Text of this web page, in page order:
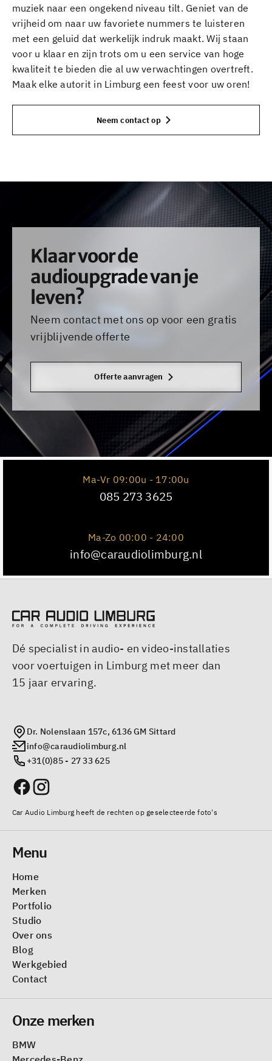
muziek naar een ongekend niveau tilt. Geniet van de
vrijheid om naar uw favoriete nummers te luisteren
met een geluid dat werkelijk indruk maakt. Wij staan
voor u klaar en zijn trots om u een service van hoge
kwaliteit te bieden die al uw verwachtingen overtreft.
Maak elke autorit in Limburg een feest voor uw oren!
Neem contact op
Klaar voor de
audioupgrade van je
leven?
Neem contact met ons op voor een gratis
vrijblijvende offerte
Offerte aanvragen
Ma-Vr 09:00u - 17:00u
085 273 3625
Ma-Zo 00:00 - 24:00
info@caraudiolimburg.nl
Dé specialist in audio- en video-installaties
voor voertuigen in Limburg met meer dan
15 jaar ervaring.
Dr. Nolenslaan 157c, 6136 GM Sittard
info@caraudiolimburg.nl
+31(0)85 - 27 33 625
Car Audio Limburg heeft de rechten op geselecteerde foto's
Menu
Home
Merken
Portfolio
Studio
Over ons
Blog
Werkgebied
Contact
Onze merken
BMW